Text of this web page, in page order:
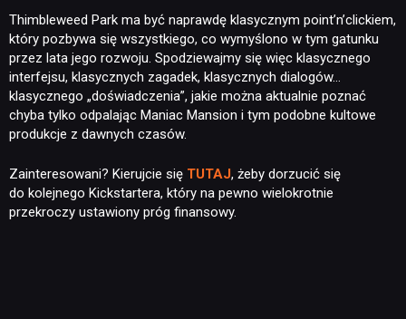
Thimbleweed Park ma być naprawdę klasycznym point’n’clickiem,
który pozbywa się wszystkiego, co wymyślono w tym gatunku
przez lata jego rozwoju. Spodziewajmy się więc klasycznego
interfejsu, klasycznych zagadek, klasycznych dialogów…
klasycznego „doświadczenia”, jakie można aktualnie poznać
chyba tylko odpalając Maniac Mansion i tym podobne kultowe
produkcje z dawnych czasów.
Zainteresowani? Kierujcie się TUTAJ, żeby dorzucić się
do kolejnego Kickstartera, który na pewno wielokrotnie
przekroczy ustawiony próg finansowy.